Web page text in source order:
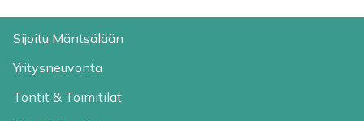
Sijoitu Mäntsälään
Yritysneuvonta
Tontit & Toimitilat